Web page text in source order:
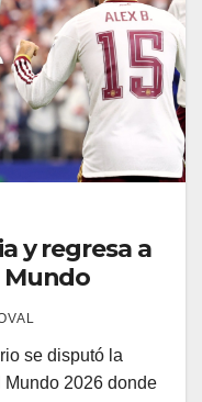
y regresa a
Mundo
se disputó la
2026 donde